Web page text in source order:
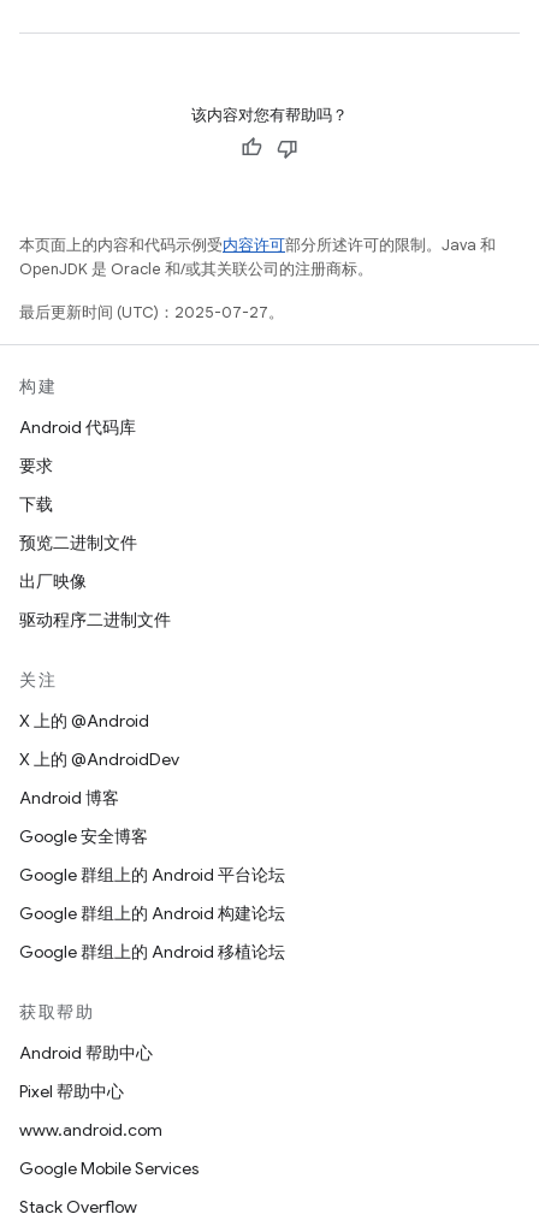
该内容对您有帮助吗？
本页面上的内容和代码示例受内容许可部分所述许可的限制。Java 和
OpenJDK 是 Oracle 和/或其关联公司的注册商标。
最后更新时间 (UTC)：2025-07-27。
构建
Android 代码库
要求
下载
预览二进制文件
出厂映像
驱动程序二进制文件
关注
X 上的 @Android
X 上的 @AndroidDev
Android 博客
Google 安全博客
Google 群组上的 Android 平台论坛
Google 群组上的 Android 构建论坛
Google 群组上的 Android 移植论坛
获取帮助
Android 帮助中心
Pixel 帮助中心
www.android.com
Google Mobile Services
Stack Overflow